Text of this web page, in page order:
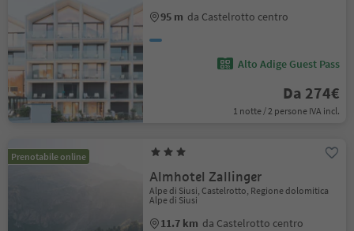
95 m da Castelrotto centro
Alto Adige Guest Pass
Da 274€
1 notte / 2 persone IVA incl.
Prenotabile online
Almhotel Zallinger
Alpe di Siusi, Castelrotto, Regione dolomitica
Alpe di Siusi
11.7 km da Castelrotto centro